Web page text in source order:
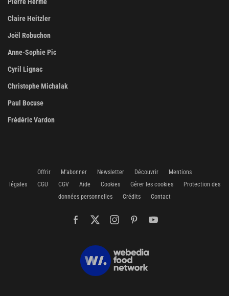
Claire Heitzler
Joël Robuchon
Anne-Sophie Pic
Cyril Lignac
Christophe Michalak
Paul Bocuse
Frédéric Vardon
Offrir M'abonner Newsletter Découvrir
Mentions
légales
CGU CGV Aide Cookies Gérer les cookies
Protection des
données personnelles
Crédits Contact